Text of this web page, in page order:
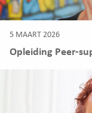
5 MAART 2026
Opleiding Peer-